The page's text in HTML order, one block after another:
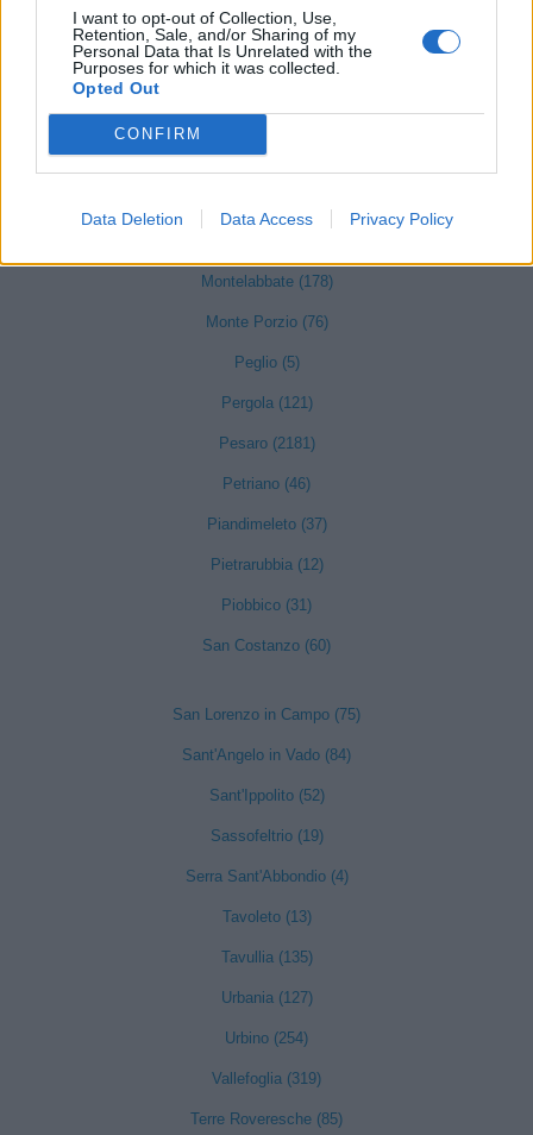
I want to opt-out of Collection, Use,
Retention, Sale, and/or Sharing of my
Personal Data that Is Unrelated with the
Purposes for which it was collected.
Opted Out
CONFIRM
Data Deletion Data Access Privacy Policy
Mondolfo (233)
Montecalvo in Foglia (65)
Montecopiolo (16)
Montelabbate (178)
Monte Porzio (76)
Peglio (5)
Pergola (121)
Pesaro (2181)
Petriano (46)
Piandimeleto (37)
Pietrarubbia (12)
Piobbico (31)
San Costanzo (60)
San Lorenzo in Campo (75)
Sant'Angelo in Vado (84)
Sant'Ippolito (52)
Sassofeltrio (19)
Serra Sant'Abbondio (4)
Tavoleto (13)
Tavullia (135)
Urbania (127)
Urbino (254)
Vallefoglia (319)
Terre Roveresche (85)